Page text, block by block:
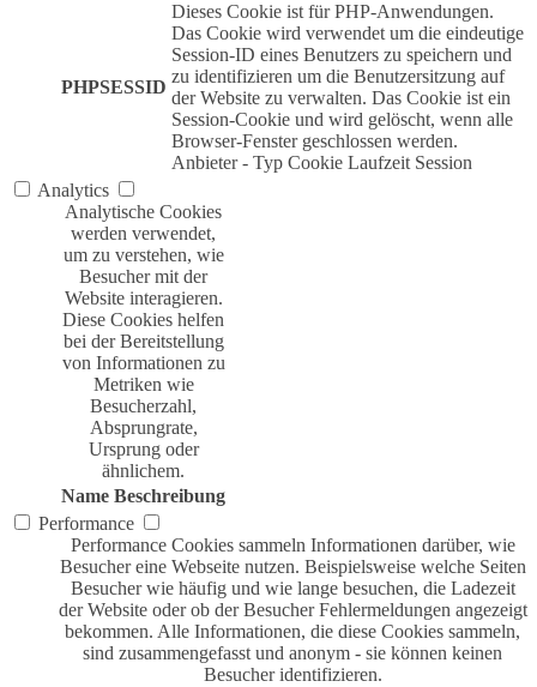
PHPSESSID
Dieses Cookie ist für PHP-Anwendungen.
Das Cookie wird verwendet um die eindeutige
Session-ID eines Benutzers zu speichern und
zu identifizieren um die Benutzersitzung auf
der Website zu verwalten. Das Cookie ist ein
Session-Cookie und wird gelöscht, wenn alle
Browser-Fenster geschlossen werden.
Anbieter - Typ Cookie Laufzeit Session
Analytics
Analytische Cookies
werden verwendet,
um zu verstehen, wie
Besucher mit der
Website interagieren.
Diese Cookies helfen
bei der Bereitstellung
von Informationen zu
Metriken wie
Besucherzahl,
Absprungrate,
Ursprung oder
ähnlichem.
Name Beschreibung
Performance
Performance Cookies sammeln Informationen darüber, wie
Besucher eine Webseite nutzen. Beispielsweise welche Seiten
Besucher wie häufig und wie lange besuchen, die Ladezeit
der Website oder ob der Besucher Fehlermeldungen angezeigt
bekommen. Alle Informationen, die diese Cookies sammeln,
sind zusammengefasst und anonym - sie können keinen
Besucher identifizieren.